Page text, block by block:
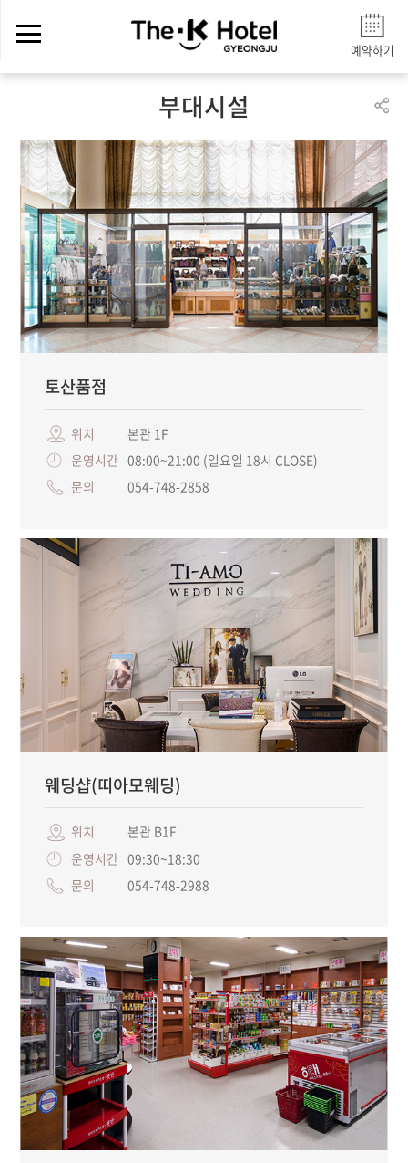
예약하기
부대시설
토산품점
위치
본관 1F
운영시간 08:00~21:00 (일요일 18시 CLOSE)
문의
054-748-2858
웨딩샵(띠아모웨딩)
위치
본관 B1F
운영시간 09:30~18:30
문의
054-748-2988